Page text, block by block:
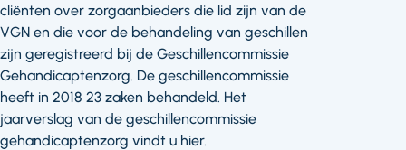
cliënten over zorgaanbieders die lid zijn van de
VGN en die voor de behandeling van geschillen
zijn geregistreerd bij de Geschillencommissie
Gehandicaptenzorg. De geschillencommissie
heeft in 2018 23 zaken behandeld. Het
jaarverslag van de geschillencommissie
gehandicaptenzorg vindt u hier.